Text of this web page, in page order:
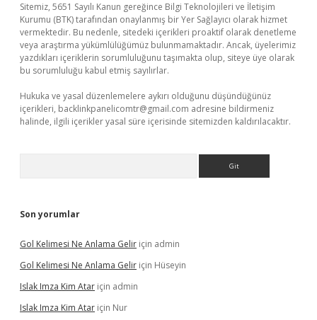
Sitemiz, 5651 Sayılı Kanun gereğince Bilgi Teknolojileri ve İletişim
Kurumu (BTK) tarafından onaylanmış bir Yer Sağlayıcı olarak hizmet
vermektedir. Bu nedenle, sitedeki içerikleri proaktif olarak denetleme
veya araştırma yükümlülüğümüz bulunmamaktadır. Ancak, üyelerimiz
yazdıkları içeriklerin sorumluluğunu taşımakta olup, siteye üye olarak
bu sorumluluğu kabul etmiş sayılırlar.
Hukuka ve yasal düzenlemelere aykırı olduğunu düşündüğünüz
içerikleri, backlinkpanelicomtr@gmail.com adresine bildirmeniz
halinde, ilgili içerikler yasal süre içerisinde sitemizden kaldırılacaktır.
Son yorumlar
Gol Kelimesi Ne Anlama Gelir için admin
Gol Kelimesi Ne Anlama Gelir için Hüseyin
Islak Imza Kim Atar için admin
Islak Imza Kim Atar için Nur